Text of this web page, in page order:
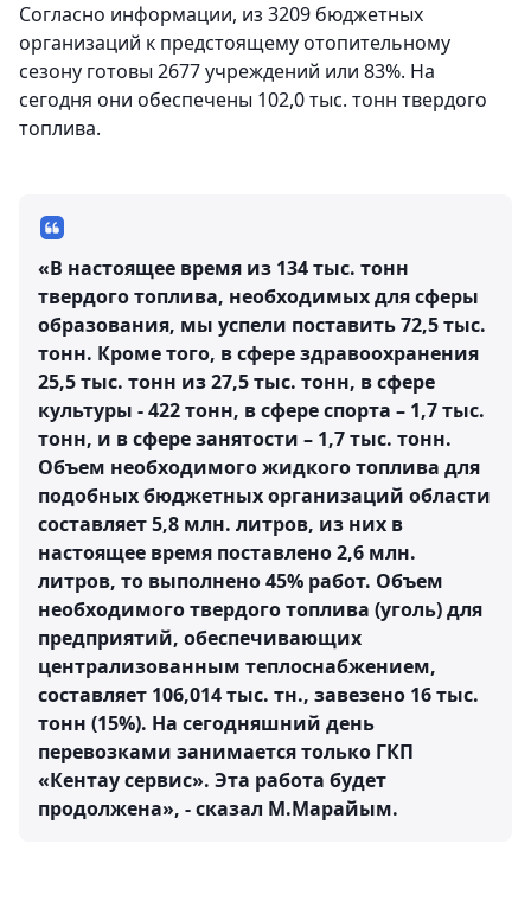
Согласно информации, из 3209 бюджетных
организаций к предстоящему отопительному
сезону готовы 2677 учреждений или 83%. На
сегодня они обеспечены 102,0 тыс. тонн твердого
топлива.
«В настоящее время из 134 тыс. тонн
твердого топлива, необходимых для сферы
образования, мы успели поставить 72,5 тыс.
тонн. Кроме того, в сфере здравоохранения
25,5 тыс. тонн из 27,5 тыс. тонн, в сфере
культуры - 422 тонн, в сфере спорта – 1,7 тыс.
тонн, и в сфере занятости – 1,7 тыс. тонн.
Объем необходимого жидкого топлива для
подобных бюджетных организаций области
составляет 5,8 млн. литров, из них в
настоящее время поставлено 2,6 млн.
литров, то выполнено 45% работ. Объем
необходимого твердого топлива (уголь) для
предприятий, обеспечивающих
централизованным теплоснабжением,
составляет 106,014 тыс. тн., завезено 16 тыс.
тонн (15%). На сегодняшний день
перевозками занимается только ГКП
«Кентау сервис». Эта работа будет
продолжена», - сказал М.Марайым.